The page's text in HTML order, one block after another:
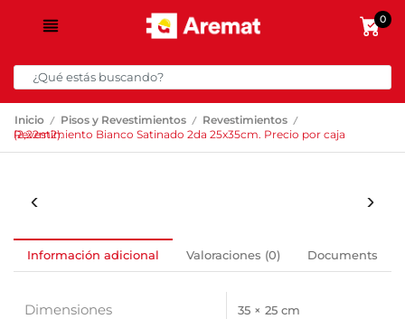
0
Inicio / Pisos y Revestimientos / Revestimientos /
Revestimiento Bianco Satinado 2da 25x35cm. Precio por caja (2,22m2).
Información adicional Valoraciones (0) Documents
Dimensiones 35 × 25 cm